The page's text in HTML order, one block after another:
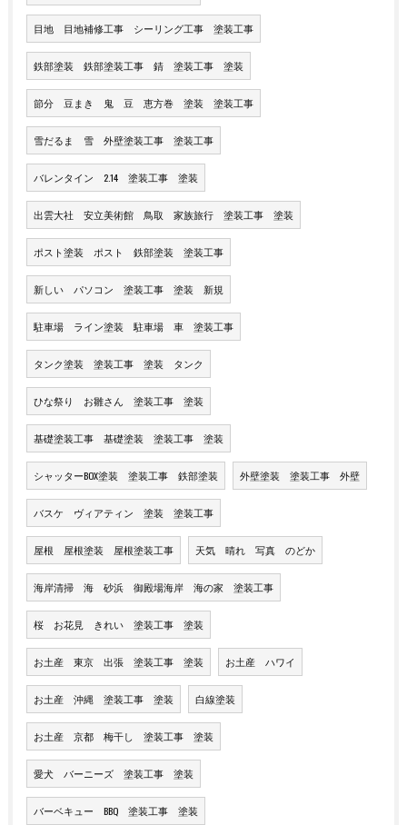
目地 目地補修工事 シーリング工事 塗装工事
鉄部塗装 鉄部塗装工事 錆 塗装工事 塗装
節分 豆まき 鬼 豆 恵方巻 塗装 塗装工事
雪だるま 雪 外壁塗装工事 塗装工事
バレンタイン 2.14 塗装工事 塗装
出雲大社 安立美術館 鳥取 家族旅行 塗装工事 塗装
ポスト塗装 ポスト 鉄部塗装 塗装工事
新しい パソコン 塗装工事 塗装 新規
駐車場 ライン塗装 駐車場 車 塗装工事
タンク塗装 塗装工事 塗装 タンク
ひな祭り お雛さん 塗装工事 塗装
基礎塗装工事 基礎塗装 塗装工事 塗装
シャッターBOX塗装 塗装工事 鉄部塗装 外壁塗装 塗装工事 外壁
バスケ ヴィアティン 塗装 塗装工事
屋根 屋根塗装 屋根塗装工事 天気 晴れ 写真 のどか
海岸清掃 海 砂浜 御殿場海岸 海の家 塗装工事
桜 お花見 きれい 塗装工事 塗装
お土産 東京 出張 塗装工事 塗装 お土産 ハワイ
お土産 沖縄 塗装工事 塗装 白線塗装
お土産 京都 梅干し 塗装工事 塗装
愛犬 バーニーズ 塗装工事 塗装
バーベキュー BBQ 塗装工事 塗装